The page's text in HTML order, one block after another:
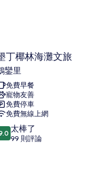
文
丁椰林海灘文旅
鑾里
免費早餐
寵物友善
免費停車
免費無線上網
，
太棒了
99 則評論